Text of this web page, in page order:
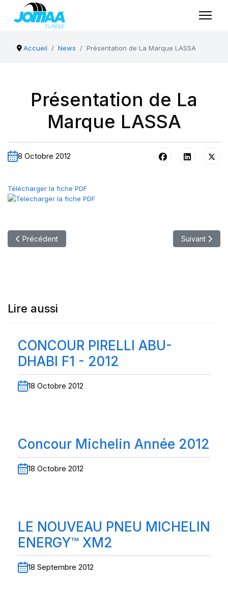
Accueil News Présentation de La Marque LASSA
Présentation de La
Marque LASSA
8 Octobre 2012
Télécharger la fiche PDF
Article précédent : Concour Michelin Année 2012
Précédent Article suivant
Suivant
Lire aussi
CONCOUR PIRELLI ABU-
DHABI F1 - 2012
18 Octobre 2012
Concour Michelin Année 2012
18 Octobre 2012
LE NOUVEAU PNEU MICHELIN
ENERGY™ XM2
18 Septembre 2012